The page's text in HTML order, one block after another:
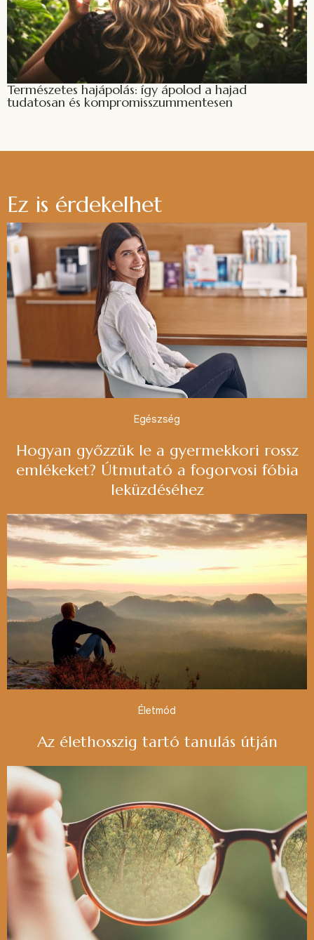
Természetes hajápolás: így ápolod a hajad
tudatosan és kompromisszummentesen
Ez is érdekelhet
Egészség
Hogyan győzzük le a gyermekkori rossz
emlékeket? Útmutató a fogorvosi fóbia
leküzdéséhez
Életmód
Az élethosszig tartó tanulás útján